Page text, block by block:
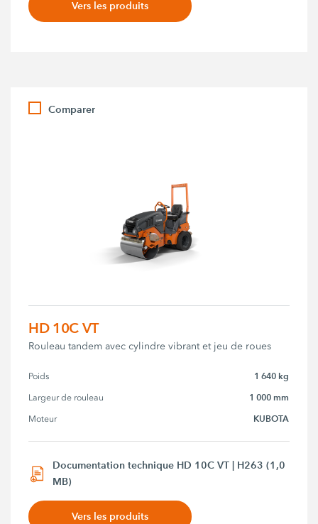
Vers les produits
Comparer
HD 10C VT
Rouleau tandem avec cylindre vibrant et jeu de roues
Poids 1 640 kg
Largeur de rouleau 1 000 mm
Moteur KUBOTA
Documentation technique HD 10C VT | H263 (1,0
MB)
Vers les produits